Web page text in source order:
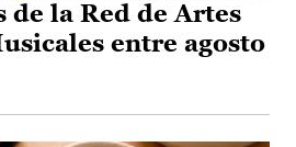
de la Red de Artes
entre agosto